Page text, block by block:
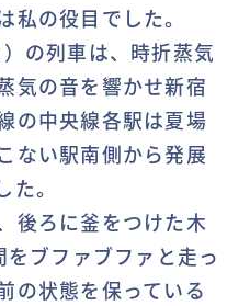
私の役目でした。
の列車は、時折蒸気
気の音を響かせ新宿
の中央線各駅は夏場
ない駅南側から発展
。
後ろに釜をつけた木
ブファブファと走っ
の状態を保っている